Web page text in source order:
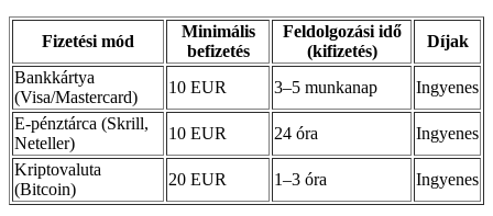
Fizetési mód
Minimális
befizetés
Feldolgozási idő
(kifizetés)
Díjak
Bankkártya
(Visa/Mastercard)
10 EUR 3–5 munkanap
Ingyenes
E-pénztárca (Skrill,
Neteller)
10 EUR 24 óra
Ingyenes
Kriptovaluta
(Bitcoin)
20 EUR 1–3 óra Ingyenes